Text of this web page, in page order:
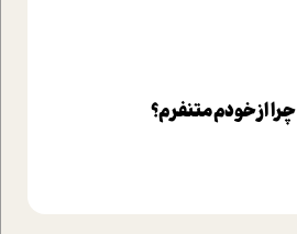
چرا از خودم متنفرم؟